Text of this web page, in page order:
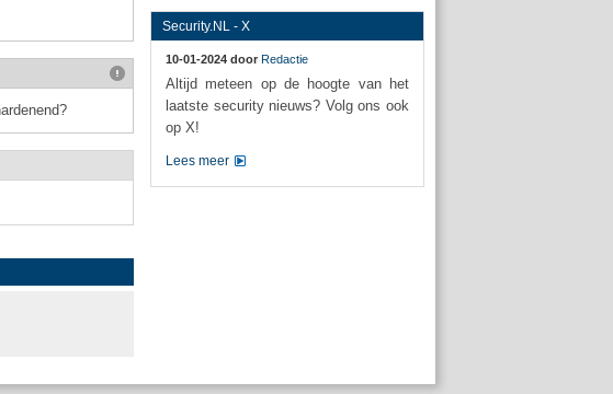
Security.NL - X
10-01-2024 door Redactie
Altijd meteen op de hoogte van het
laatste security nieuws? Volg ons ook
op X!
Lees meer